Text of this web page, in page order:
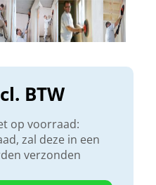
BTW
op voorraad:
zal deze in een
verzonden